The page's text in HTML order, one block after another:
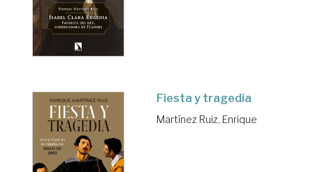
Fiesta y tragedia
Martínez Ruiz, Enrique